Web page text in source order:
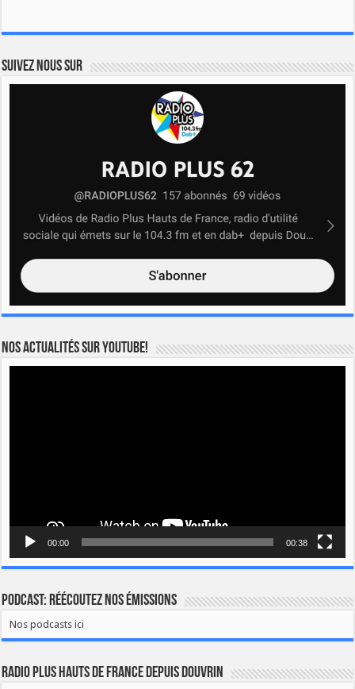
Suivez nous sur
Nos actualités sur YOUTUBE!
00:00 00:38
Podcast: Réécoutez nos émissions
Nos podcasts ici
Radio Plus Hauts de France depuis Douvrin